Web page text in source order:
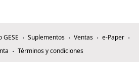
GESE Suplementos Ventas
e-Paper
Términos y condiciones